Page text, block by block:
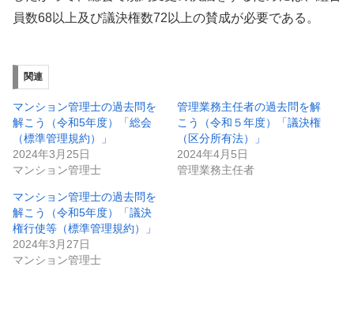
員数68以上及び議決権数72以上の賛成が必要である。
関連
マンション管理士の過去問を
解こう（令和5年度）「総会
（標準管理規約）」
2024年3月25日
マンション管理士
管理業務主任者の過去問を解
こう（令和５年度）「議決権
（区分所有法）」
2024年4月5日
管理業務主任者
マンション管理士の過去問を
解こう（令和5年度）「議決
権行使等（標準管理規約）」
2024年3月27日
マンション管理士